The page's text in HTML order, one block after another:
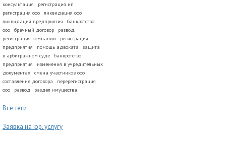
консультация
регистрация ип
регистрация ооо
ликвидация ооо
ликвидация предприятия
банкротство
ооо
брачный договор
развод.
регистрация компании
регистрация
предприятия
помощь адвоката
защита
в арбитражном суде
банкротство
предприятия
изменения в учредительных
документах
смена участников ооо
составление договора
перерегистрация
ооо
развод раздел имущества
Все теги
Заявка на юр. услугу